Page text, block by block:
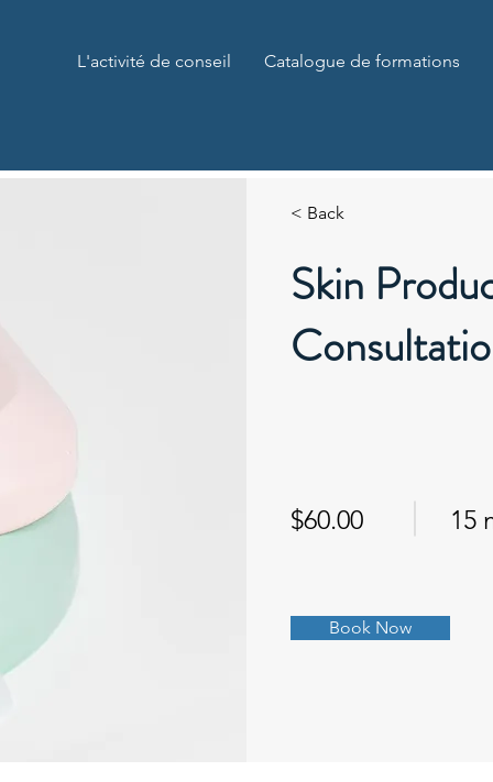
L'activité de conseil Catalogue de formations
< Back
Skin
$60.00 15
Book Now